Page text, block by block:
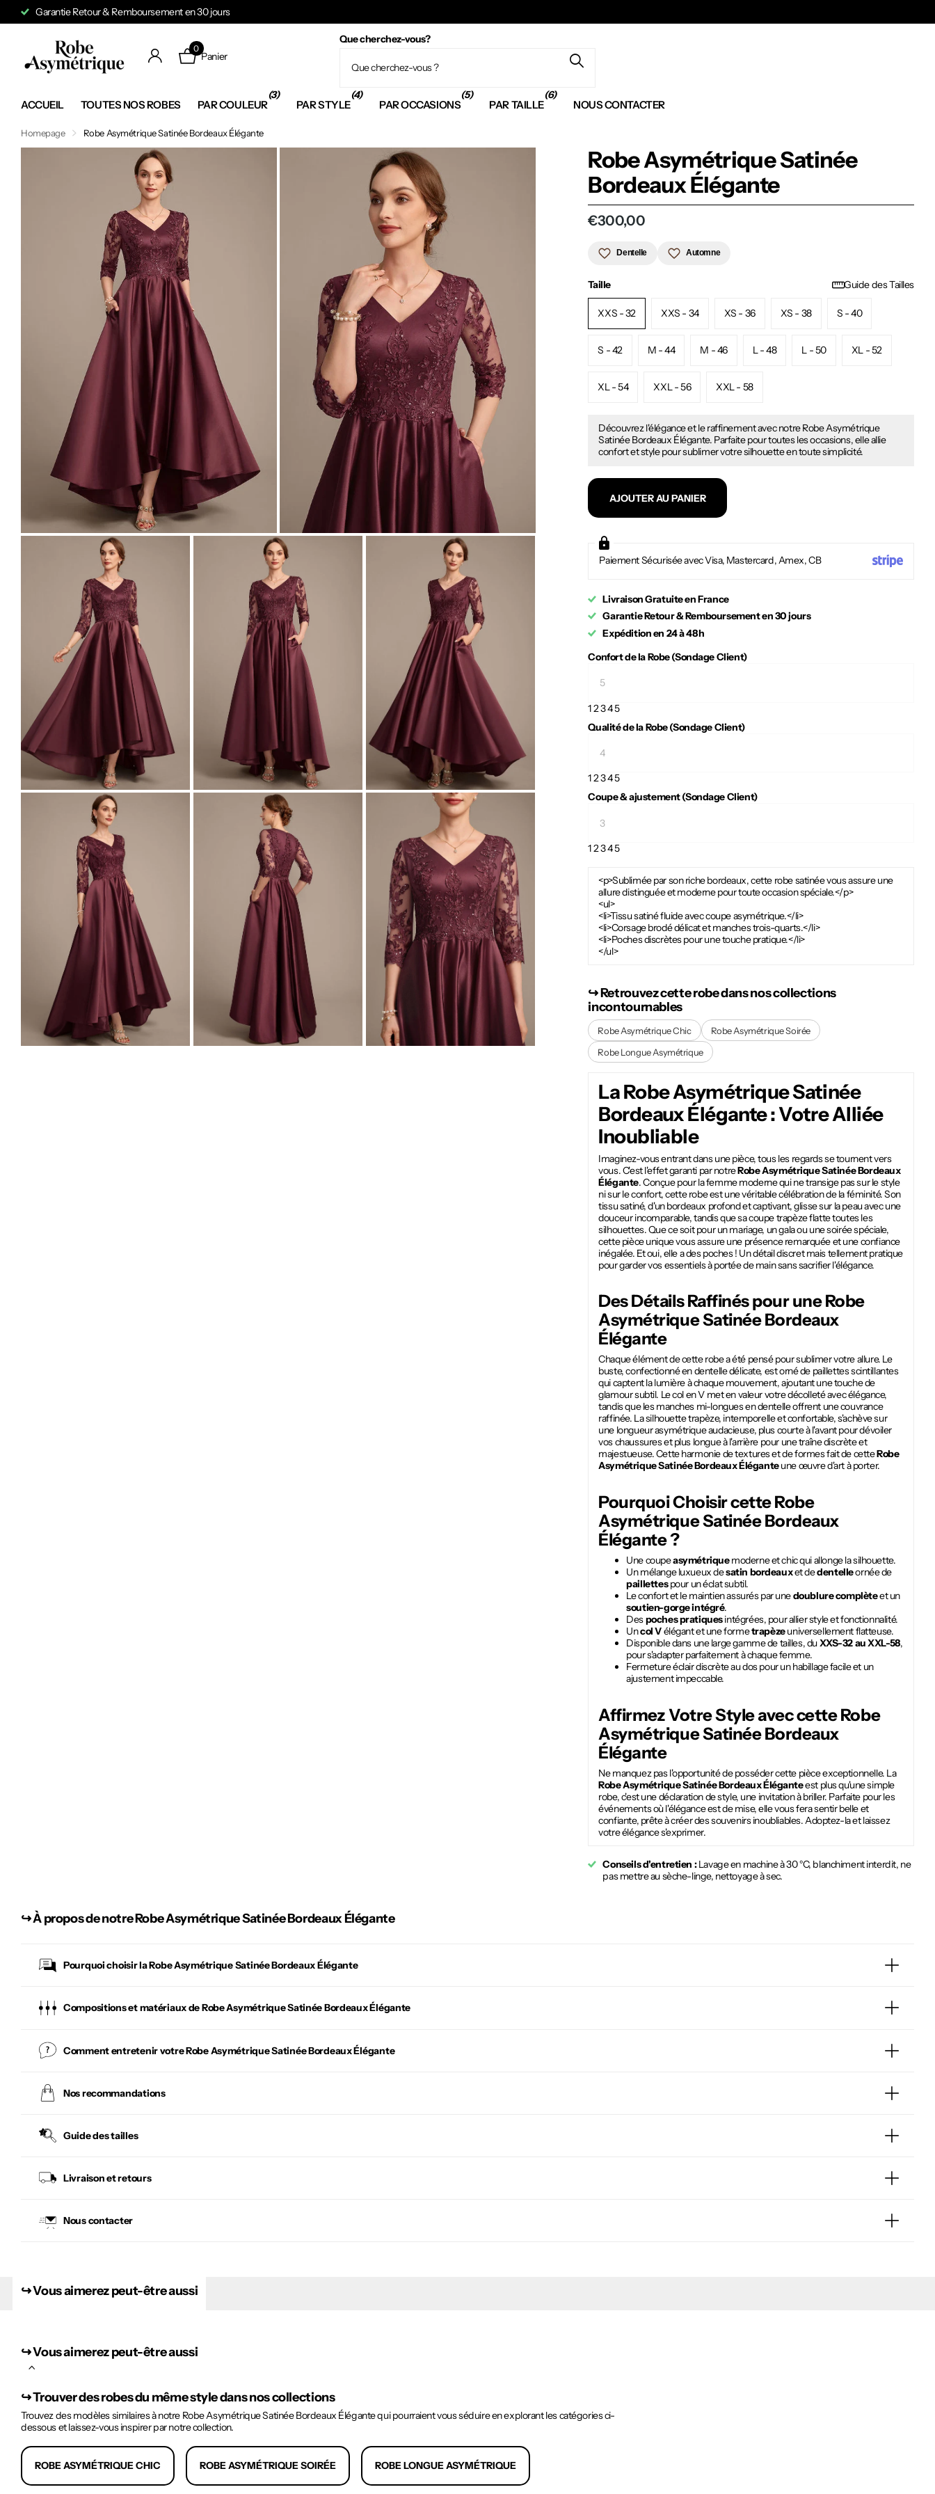
Garantie Retour & Remboursement en 30 jours
Que cherchez-vous?
0
Panier
ACCUEIL TOUTES NOS ROBES PAR COULEUR
(3)
PAR STYLE
(4)
PAR OCCASIONS
(5)
PAR TAILLE
(6)
NOUS CONTACTER
Homepage Robe Asymétrique Satinée Bordeaux Élégante
Robe Asymétrique Satinée
Bordeaux Élégante
€300,00
Dentelle Automne
Taille Guide des Tailles
XXS - 32 XXS - 34 XS - 36 XS - 38 S - 40
S - 42 M - 44 M - 46 L - 48 L - 50 XL - 52
XL - 54 XXL - 56 XXL - 58
Découvrez l'élégance et le raffinement avec notre Robe Asymétrique
Satinée Bordeaux Élégante. Parfaite pour toutes les occasions, elle allie
confort et style pour sublimer votre silhouette en toute simplicité.
AJOUTER AU PANIER
Paiement Sécurisée avec Visa, Mastercard, Amex, CB
Livraison Gratuite en France
Garantie Retour & Remboursement en 30 jours
Expédition en 24 à 48h
Confort de la Robe (Sondage Client)
12345
Qualité de la Robe (Sondage Client)
12345
Coupe & ajustement (Sondage Client)
12345
<p>Sublimée par son riche bordeaux, cette robe satinée vous assure une
allure distinguée et moderne pour toute occasion spéciale.</p>
<ul>
<li>Tissu satiné fluide avec coupe asymétrique.</li>
<li>Corsage brodé délicat et manches trois-quarts.</li>
<li>Poches discrètes pour une touche pratique.</li>
</ul>
↪︎ Retrouvez cette robe dans nos collections
incontournables
Robe Asymétrique Chic
Robe Asymétrique Soirée
Robe Longue Asymétrique
LaRobe Asymétrique Satinée
Bordeaux Élégante: Votre Alliée
Inoubliable
Imaginez-vous entrant dans une pièce, tous les regards se tournent vers
vous. C'est l'effet garanti par notreRobe Asymétrique Satinée Bordeaux
Élégante. Conçue pour la femme moderne qui ne transige pas sur le style
ni sur le confort, cette robe est une véritable célébration de la féminité. Son
tissu satiné, d'un bordeaux profond et captivant, glisse sur la peau avec une
douceur incomparable, tandis que sa coupe trapèze flatte toutes les
silhouettes. Que ce soit pour un mariage, un gala ou une soirée spéciale,
cette pièce unique vous assure une présence remarquée et une confiance
inégalée. Et oui, elle a des poches ! Un détail discret mais tellement pratique
pour garder vos essentiels à portée de main sans sacrifier l'élégance.
Des Détails Raffinés pour uneRobe
Asymétrique Satinée Bordeaux
Élégante
Chaque élément de cette robe a été pensé pour sublimer votre allure. Le
buste, confectionné en dentelle délicate, est orné de paillettes scintillantes
qui captent la lumière à chaque mouvement, ajoutant une touche de
glamour subtil. Le col en V met en valeur votre décolleté avec élégance,
tandis que les manches mi-longues en dentelle offrent une couvrance
raffinée. La silhouette trapèze, intemporelle et confortable, s'achève sur
une longueur asymétrique audacieuse, plus courte à l'avant pour dévoiler
vos chaussures et plus longue à l'arrière pour une traîne discrète et
majestueuse. Cette harmonie de textures et de formes fait de cetteRobe
Asymétrique Satinée Bordeaux Éléganteune œuvre d'art à porter.
Pourquoi Choisir cetteRobe
Asymétrique Satinée Bordeaux
Élégante?
Une coupeasymétriquemoderne et chic qui allonge la silhouette.
Un mélange luxueux desatin bordeauxet dedentelleornée de
paillettespour un éclat subtil.
Le confort et le maintien assurés par unedoublure complèteet un
soutien-gorge intégré.
Despoches pratiquesintégrées, pour allier style et fonctionnalité.
Uncol Vélégant et une formetrapèzeuniversellement flatteuse.
Disponible dans une large gamme de tailles, duXXS-32 au XXL-58,
pour s'adapter parfaitement à chaque femme.
Fermeture éclair discrète au dos pour un habillage facile et un
ajustement impeccable.
Affirmez Votre Style avec cetteRobe
Asymétrique Satinée Bordeaux
Élégante
Ne manquez pas l'opportunité de posséder cette pièce exceptionnelle. La
Robe Asymétrique Satinée Bordeaux Éléganteest plus qu'une simple
robe, c'est une déclaration de style, une invitation à briller. Parfaite pour les
événements où l'élégance est de mise, elle vous fera sentir belle et
confiante, prête à créer des souvenirs inoubliables. Adoptez-la et laissez
votre élégance s'exprimer.
Conseils d'entretien :Lavage en machine à 30 °C, blanchiment interdit, ne
pas mettre au sèche-linge, nettoyage à sec.
↪︎À propos de notre Robe Asymétrique Satinée Bordeaux Élégante
Pourquoi choisir laRobe Asymétrique Satinée Bordeaux Élégante
Compositions et matériaux de Robe Asymétrique Satinée Bordeaux Élégante
Comment entretenir votreRobe Asymétrique Satinée Bordeaux Élégante
Nos recommandations
Guide des tailles
Livraison et retours
Nous contacter
↪︎ Vous aimerez peut-être aussi
↪︎ Vous aimerez peut-être aussi
↪︎Trouver des robes du même style dans nos collections
Trouvez des modèles similaires à notre Robe Asymétrique Satinée Bordeaux Élégante qui pourraient vous séduire en explorant les catégories ci-
dessous et laissez-vous inspirer par notre collection.
ROBE ASYMÉTRIQUE CHIC ROBE ASYMÉTRIQUE SOIRÉE ROBE LONGUE ASYMÉTRIQUE